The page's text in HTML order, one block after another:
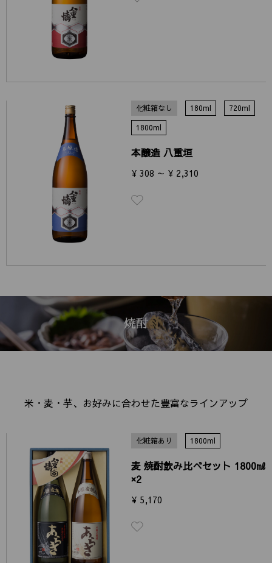
化粧箱なし 180ml
720ml
1800ml
本醸造 八重垣
¥ 308 ～ ¥ 2,310
焼酎
米・麦・芋、お好みに合わせた豊富なラインアップ
化粧箱あり 1800ml
麦 焼酎飲み比べセット 1800㎖
×2
¥ 5,170